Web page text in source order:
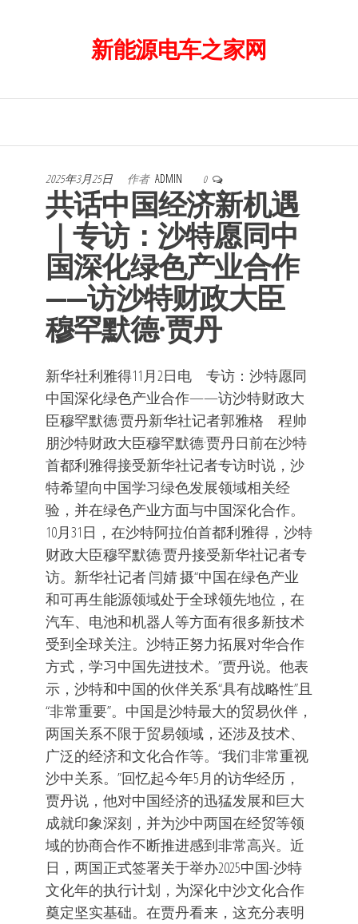
新能源电车之家网
2025年3月25日 作者 ADMIN 0
共话中国经济新机遇
｜专访：沙特愿同中
国深化绿色产业合作
——访沙特财政大臣
穆罕默德·贾丹
新华社利雅得11月2日电 专访：沙特愿同
中国深化绿色产业合作——访沙特财政大
臣穆罕默德·贾丹新华社记者郭雅格 程帅
朋沙特财政大臣穆罕默德·贾丹日前在沙特
首都利雅得接受新华社记者专访时说，沙
特希望向中国学习绿色发展领域相关经
验，并在绿色产业方面与中国深化合作。
10月31日，在沙特阿拉伯首都利雅得，沙特
财政大臣穆罕默德·贾丹接受新华社记者专
访。新华社记者 闫婧 摄“中国在绿色产业
和可再生能源领域处于全球领先地位，在
汽车、电池和机器人等方面有很多新技术
受到全球关注。沙特正努力拓展对华合作
方式，学习中国先进技术。”贾丹说。他表
示，沙特和中国的伙伴关系“具有战略性”且
“非常重要”。中国是沙特最大的贸易伙伴，
两国关系不限于贸易领域，还涉及技术、
广泛的经济和文化合作等。“我们非常重视
沙中关系。”回忆起今年5月的访华经历，
贾丹说，他对中国经济的迅猛发展和巨大
成就印象深刻，并为沙中两国在经贸等领
域的协商合作不断推进感到非常高兴。近
日，两国正式签署关于举办2025中国-沙特
文化年的执行计划，为深化中沙文化合作
奠定坚实基础。在贾丹看来，这充分表明